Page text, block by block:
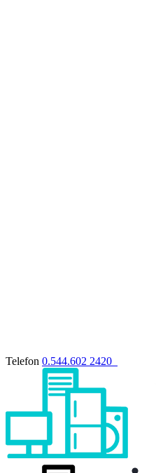
Telefon 0.544.602 2420